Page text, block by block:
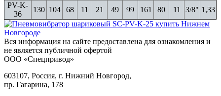
PV-K-
36
130 104 68 11 21 49 99 161 80 11 3/8" 1,33
Вся информация на сайте предоставлена для ознакомления и
не является публичной офертой
ООО «Спецпривод»
603107, Россия, г. Нижний Новгород,
пр. Гагарина, 178